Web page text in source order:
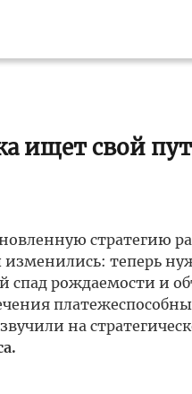
ищет свой
стратегию
изменились: теперь
спад рождаемости и
на